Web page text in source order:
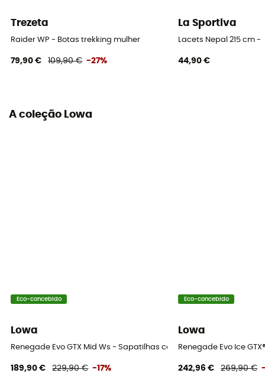
Couro
Materiais
Trezeta
Raider WP - Botas trekking mulher
79,90 € 109,90 € -27%
La Sportiva
Lacets Nepal 215 cm -
44,90 €
A coleção Lowa
Eco-concebido
Lowa
Renegade Evo GTX Mid Ws - Sapatilhas caminhada mulher
189,90 € 229,90 € -17%
Eco-concebido
Lowa
Renegade Evo Ice
242,96 € 269,90 €